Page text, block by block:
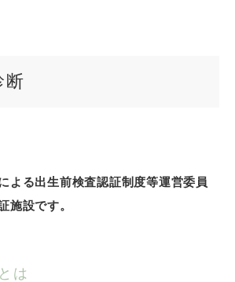
断
よる出生前検査認証制度等運営委員
施設です。
は